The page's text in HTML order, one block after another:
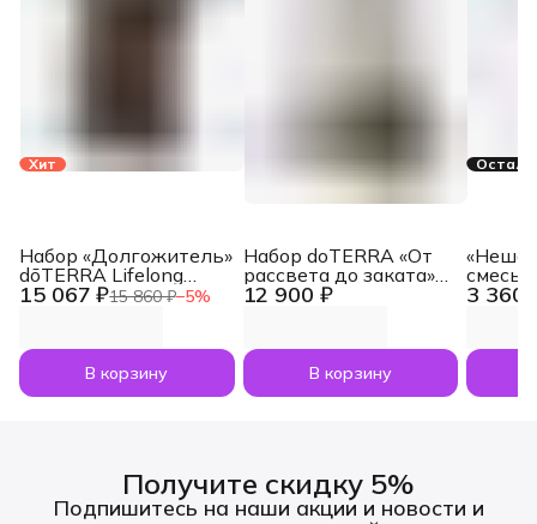
Хит
15 067 ₽15 860 ₽−5%
Набор «Долгожитель»
dōTERRA Lifelong
Vitality Pack, 3x120
В корзину
12 900 ₽
Набор doTERRA «От
рассвета до заката»
увлажнитель воздуха
по 5 мл
В корзину
3 360
смесь
Получите скидку 5%
Подпишитесь на наши акции и новости и